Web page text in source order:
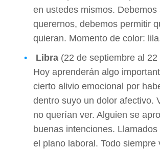
en ustedes mismos. Debemos
querernos, debemos permitir
quieran. Momento de color:
Libra (22 de septiembre al
Hoy aprenderán algo
cierto alivio emocional por
dentro suyo un dolor afectivo.
no querían ver. Alguien se
buenas intenciones.
el plano laboral. Todo siempre